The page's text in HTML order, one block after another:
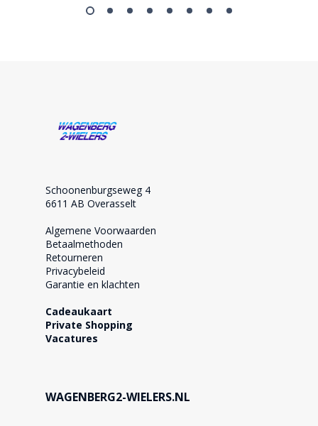
Schoonenburgseweg 4
6611 AB Overasselt
Algemene Voorwaarden
Betaalmethoden
Retourneren
Privacybeleid
Garantie en klachten
Cadeaukaart
Private Shopping
Vacatures
WAGENBERG2-WIELERS.NL